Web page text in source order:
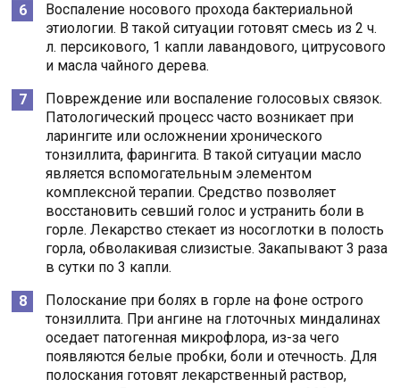
Воспаление носового прохода бактериальной
этиологии. В такой ситуации готовят смесь из 2 ч.
л. персикового, 1 капли лавандового, цитрусового
и масла чайного дерева.
Повреждение или воспаление голосовых связок.
Патологический процесс часто возникает при
ларингите или осложнении хронического
тонзиллита, фарингита. В такой ситуации масло
является вспомогательным элементом
комплексной терапии. Средство позволяет
восстановить севший голос и устранить боли в
горле. Лекарство стекает из носоглотки в полость
горла, обволакивая слизистые. Закапывают 3 раза
в сутки по 3 капли.
Полоскание при болях в горле на фоне острого
тонзиллита. При ангине на глоточных миндалинах
оседает патогенная микрофлора, из-за чего
появляются белые пробки, боли и отечность. Для
полоскания готовят лекарственный раствор,